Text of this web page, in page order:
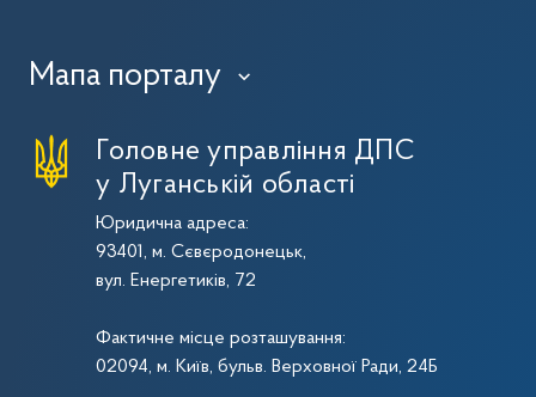
Мапа порталу ›
Головне управління ДПС
у Луганській області
Юридична адреса:
93401, м. Сєвєродонецьк,
вул. Енергетиків, 72
Фактичне місце розташування:
02094, м. Київ, бульв. Верховної Ради, 24Б